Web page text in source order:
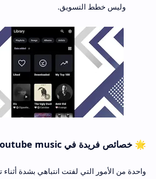
وليس خطط التسويق.
🌟 خصائص فريدة في metrolist youtube music